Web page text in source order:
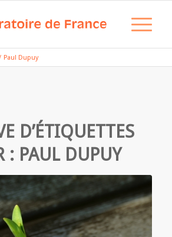
Paul Dupuy
D’ÉTIQUETTES
: PAUL DUPUY